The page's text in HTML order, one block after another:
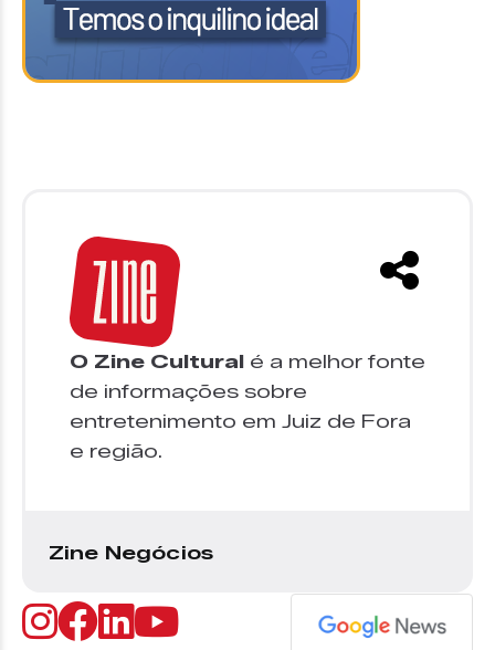
O Zine Cultural é a melhor fonte
de informações sobre
entretenimento em Juiz de Fora
e região.
Zine Negócios